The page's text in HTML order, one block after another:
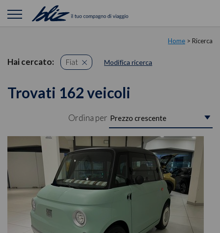
Home > Ricerca
Hai cercato: Fiat Modifica ricerca
Trovati 162 veicoli
Ordina per